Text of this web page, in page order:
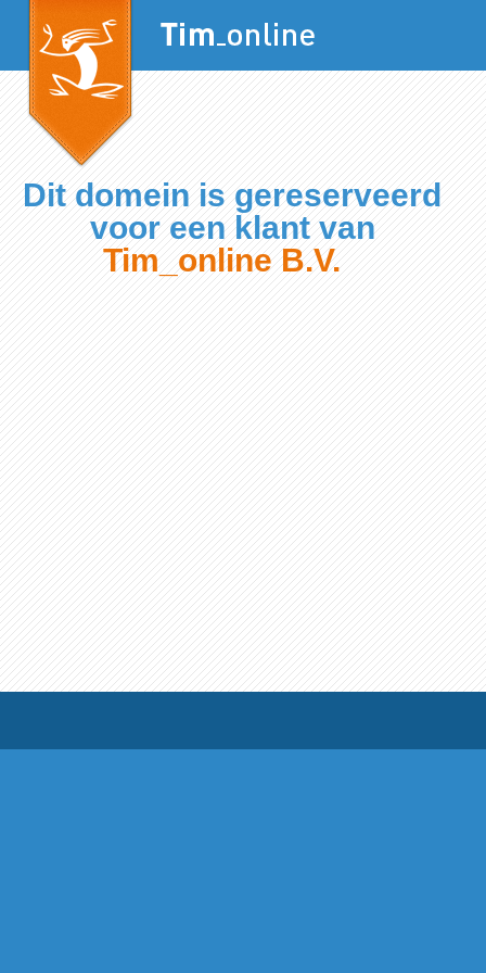
Dit domein is gereserveerd
voor een klant van
Tim_online B.V.